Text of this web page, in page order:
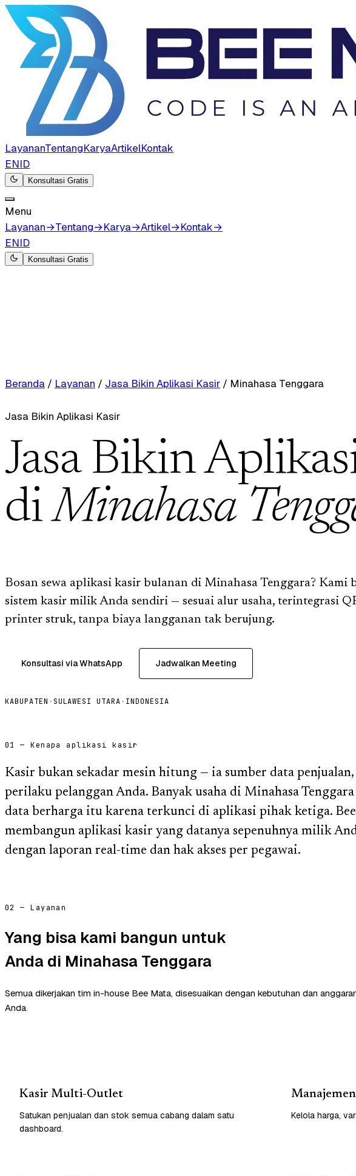
LayananTentangKaryaArtikelKontak
ENID
Konsultasi Gratis
Menu
Layanan→Tentang→Karya→Artikel→Kontak→
ENID
Konsultasi Gratis
Beranda / Layanan / Jasa Bikin Aplikasi Kasir / Minahasa Tenggara
Jasa Bikin Aplikasi Kasir
Jasa Bikin
diMinahasa
Bosan sewa aplikasi kasir bulanan di Minahasa Tenggara? Kami
sistem kasir milik Anda sendiri — sesuai alur usaha, terintegrasi
printer struk, tanpa biaya langganan tak berujung.
Konsultasi via WhatsApp Jadwalkan Meeting
KABUPATEN · SULAWESI UTARA · INDONESIA
01 — Kenapa aplikasi kasir
Kasir bukan sekadar mesin hitung — ia sumber data penjualan,
perilaku pelanggan Anda. Banyak usaha di Minahasa
data berharga itu karena terkunci di aplikasi pihak ketiga.
membangun aplikasi kasir yang datanya sepenuhnya milik
dengan laporan real-time dan hak akses per pegawai.
02 — Layanan
Yang bisa kami bangun untuk
Anda di Minahasa Tenggara
Semua dikerjakan tim in-house Bee Mata, disesuaikan dengan kebutuhan dan
Anda.
Kasir Multi-Outlet
Satukan penjualan dan stok semua cabang dalam satu
dashboard.
Kelola harga,